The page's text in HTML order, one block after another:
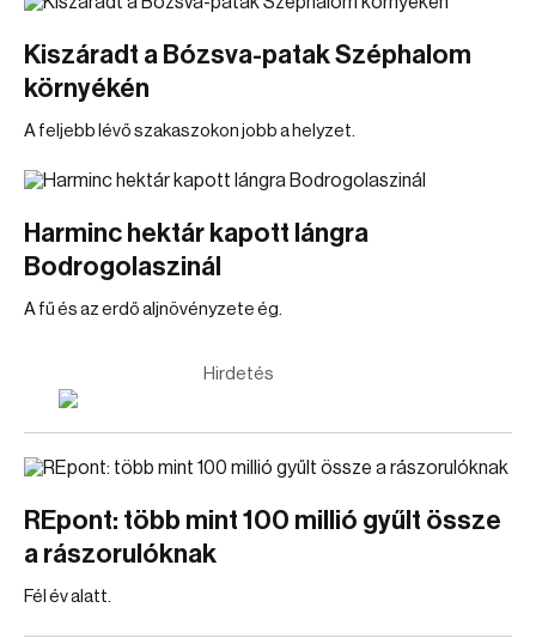
Kiszáradt a Bózsva-patak Széphalom
környékén
A feljebb lévő szakaszokon jobb a helyzet.
Harminc hektár kapott lángra
Bodrogolaszinál
A fű és az erdő aljnövényzete ég.
Hirdetés
REpont: több mint 100 millió gyűlt össze
a rászorulóknak
Fél év alatt.